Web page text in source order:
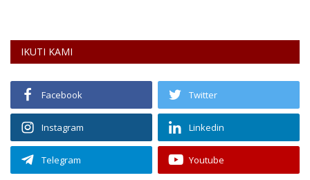
IKUTI KAMI
Facebook Twitter
Instagram Linkedin
Telegram Youtube